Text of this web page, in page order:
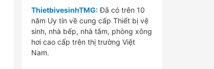
ThietbivesinhTMG:Đã có trên 10
năm Uy tín về cung cấp Thiết bị vệ
sinh, nhà bếp, nhà tắm, phòng xông
hơi cao cấp trên thị trường Việt
Nam.